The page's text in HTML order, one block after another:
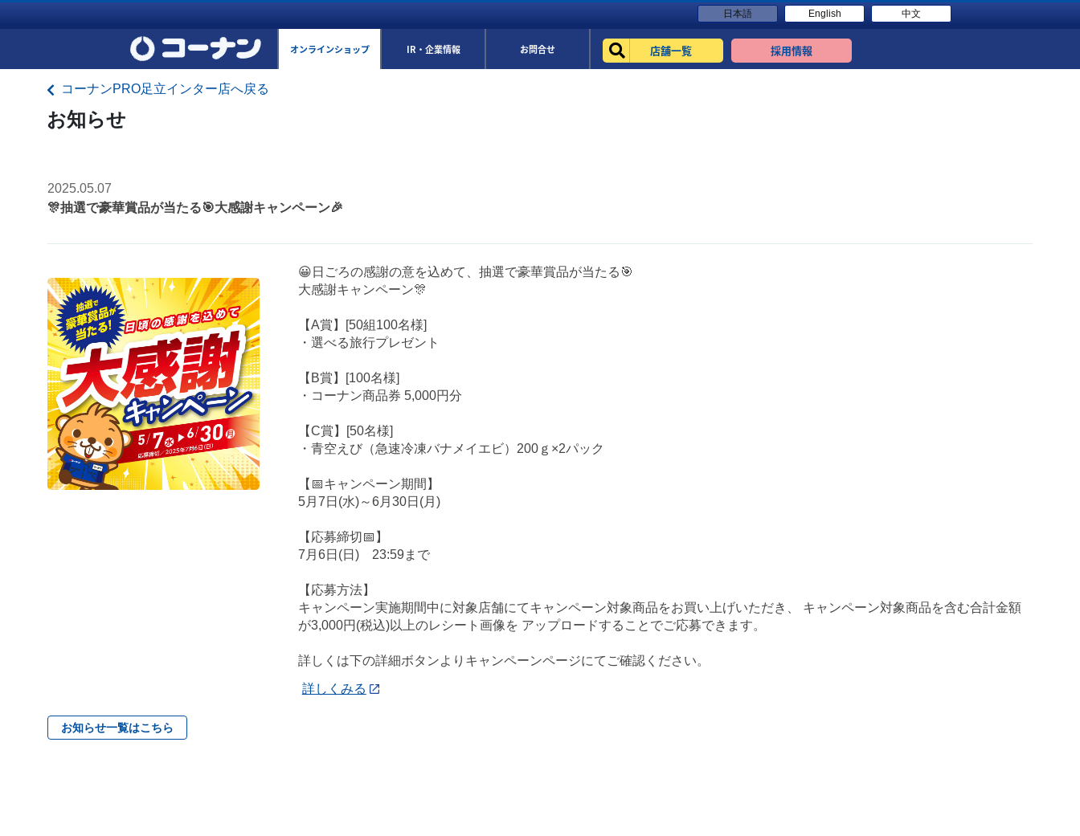
日本語 English 中文
オンラインショップ IR・企業情報 お問合せ 店舗一覧 採用情報
コーナンPRO足立インター店へ戻る
お知らせ
2025.05.07
🎊抽選で豪華賞品が当たる🎯大感謝キャンペーン🎉
😀日ごろの感謝の意を込めて、抽選で豪華賞品が当たる🎯
大感謝キャンペーン🎊
【A賞】[50組100名様]
・選べる旅行プレゼント
【B賞】[100名様]
・コーナン商品券 5,000円分
【C賞】[50名様]
・青空えび（急速冷凍バナメイエビ）200ｇ×2パック
【📅キャンペーン期間】
5月7日(水)～6月30日(月)
【応募締切📅】
7月6日(日) 23:59まで
【応募方法】
キャンペーン実施期間中に対象店舗にてキャンペーン対象商品をお買い上げいただき、 キャンペーン対象商品を含む合計金額
が3,000円(税込)以上のレシート画像を アップロードすることでご応募できます。
詳しくは下の詳細ボタンよりキャンペーンページにてご確認ください。
詳しくみる
お知らせ一覧はこちら